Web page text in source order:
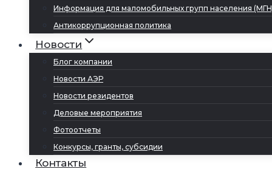
Информация для маломобильных групп населения
Антикоррупционная политика
Новости
Блог компании
Новости АЭР
Новости резидентов
Деловые мероприятия
Фотоотчеты
Конкурсы, гранты, субсидии
Контакты